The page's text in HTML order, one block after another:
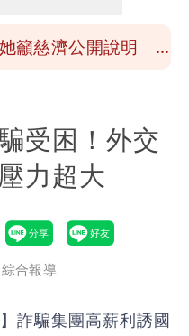
訊
籲慈濟公開說明
節！明雨量「紅到發
擁232公斤黃金仍
楷模
胎 4歲兒與老師一
航班3大注意事項快
紅揪聲明「疑點重
受困！外交
力超大
綜合報導
詐騙集團高薪利誘國